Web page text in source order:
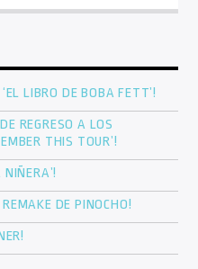
LIBRO DE BOBA FETT’!
REGRESO A LOS
THIS TOUR’!
DE PINOCHO!